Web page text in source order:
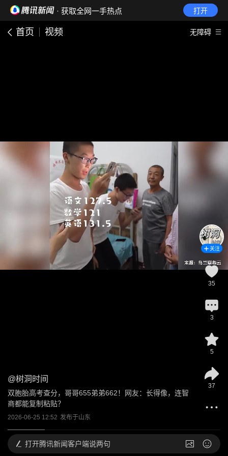
· 获取全网一手热点 打开
首页 视频 无障碍
@树洞时间
双胞胎高考查分，哥哥655弟弟662！网友：长得像，连智
商都能复制粘贴？
2026-06-25 12:52 发布于山东
关注
35
3
5
37
打开腾讯新闻客户端说两句